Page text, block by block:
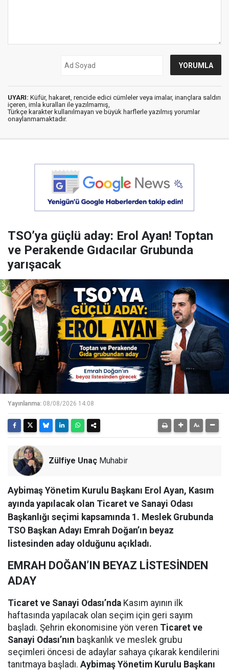
UYARI: Küfür, hakaret, rencide edici cümleler veya imalar, inançlara saldırı
içeren, imla kuralları ile yazılmamış,
Türkçe karakter kullanılmayan ve büyük harflerle yazılmış yorumlar
onaylanmamaktadır.
TSO’ya güçlü aday: Erol Ayan! Toptan
ve Perakende Gıdacılar Grubunda
yarışacak
Yayınlanma: 08/08/2026 14:08
Zülfiye Unaç Muhabir
Aybimaş Yönetim Kurulu Başkanı Erol Ayan, Kasım
ayında yapılacak olan Ticaret ve Sanayi Odası
Başkanlığı seçimi kapsamında 1. Meslek Grubunda
TSO Başkan Adayı Emrah Doğan’ın beyaz
listesinden aday olduğunu açıkladı.
EMRAH DOĞAN’IN BEYAZ LİSTESİNDEN
ADAY
Ticaret ve Sanayi Odası’nda Kasım ayının ilk
haftasında yapılacak olan seçim için geri sayım
başladı. Şehrin ekonomisine yön veren Ticaret ve
Sanayi Odası’nın başkanlık ve meslek grubu
seçimleri öncesi de adaylar sahaya çıkarak kendilerini
tanıtmaya başladı. Aybimaş Yönetim Kurulu Başkanı